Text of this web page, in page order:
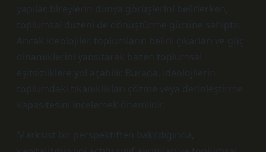
yapılar, bireylerin dünya görüşlerini belirlerken,
toplumsal düzeni de dönüştürme gücüne sahiptir.
Ancak ideolojiler, toplumların belirli çıkarları ve güç
dinamiklerini yansıtarak bazen toplumsal
eşitsizliklere yol açabilir. Burada, ideolojilerin
toplumdaki tıkanıklıkları çözme veya derinleştirme
kapasitesini incelemek önemlidir.
Marksist bir perspektiften bakıldığında,